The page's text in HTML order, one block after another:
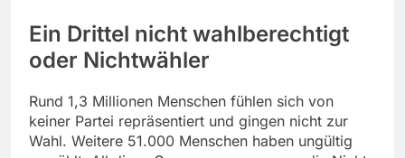
Ein Drittel nicht wahlberechtigt
oder Nichtwähler
Rund 1,3 Millionen Menschen fühlen sich von
keiner Partei repräsentiert und gingen nicht zur
Wahl. Weitere 51.000 Menschen haben ungültig